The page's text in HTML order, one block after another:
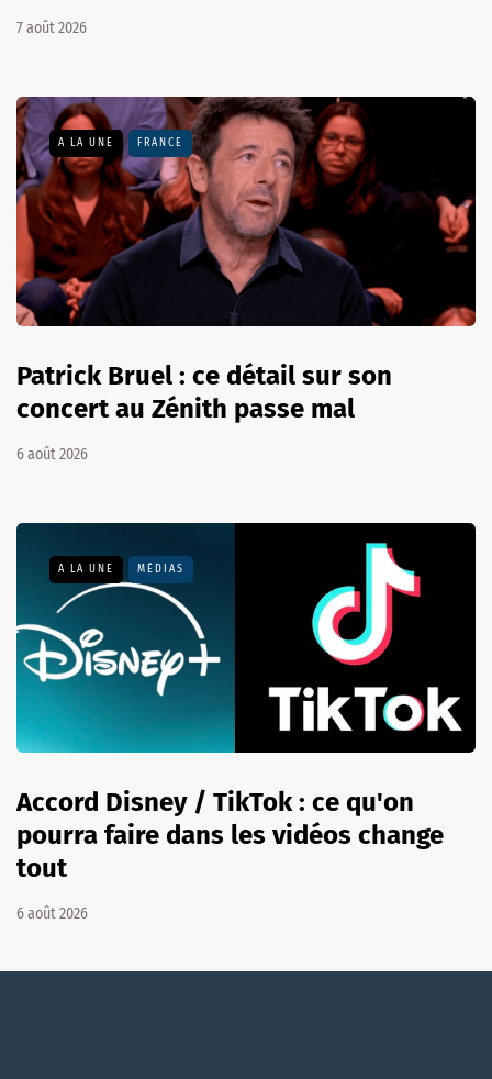
7 août 2026
A LA UNE FRANCE
Patrick Bruel : ce détail sur son
concert au Zénith passe mal
6 août 2026
A LA UNE MÉDIAS
Accord Disney / TikTok : ce qu'on
pourra faire dans les vidéos change
tout
6 août 2026